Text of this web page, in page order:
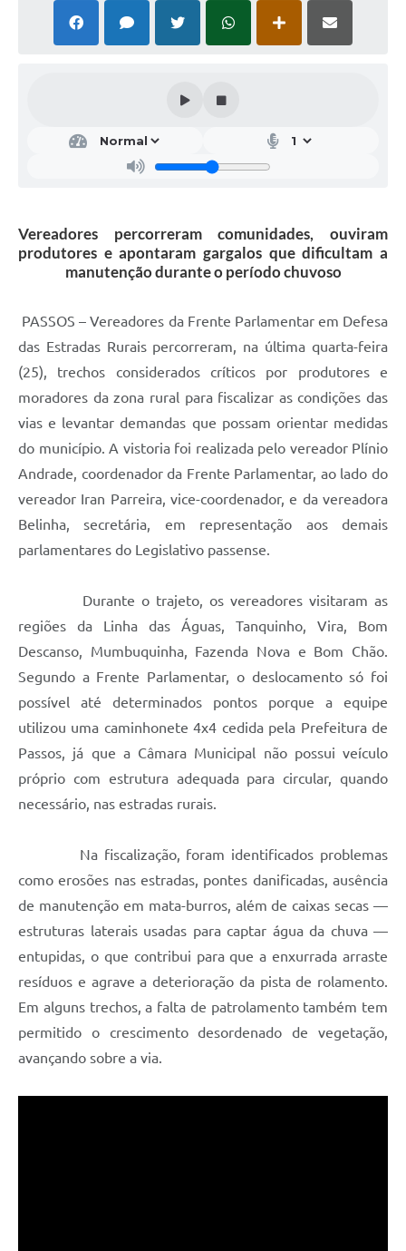
Vereadores percorreram comunidades, ouviram
produtores e apontaram gargalos que dificultam a
manutenção durante o período chuvoso
PASSOS – Vereadores da Frente Parlamentar em Defesa
das Estradas Rurais percorreram, na última quarta-feira
(25), trechos considerados críticos por produtores e
moradores da zona rural para fiscalizar as condições das
vias e levantar demandas que possam orientar medidas
do município. A vistoria foi realizada pelo vereador Plínio
Andrade, coordenador da Frente Parlamentar, ao lado do
vereador Iran Parreira, vice-coordenador, e da vereadora
Belinha, secretária, em representação aos demais
parlamentares do Legislativo passense.
Durante o trajeto, os vereadores visitaram as
regiões da Linha das Águas, Tanquinho, Vira, Bom
Descanso, Mumbuquinha, Fazenda Nova e Bom Chão.
Segundo a Frente Parlamentar, o deslocamento só foi
possível até determinados pontos porque a equipe
utilizou uma caminhonete 4x4 cedida pela Prefeitura de
Passos, já que a Câmara Municipal não possui veículo
próprio com estrutura adequada para circular, quando
necessário, nas estradas rurais.
Na fiscalização, foram identificados problemas
como erosões nas estradas, pontes danificadas, ausência
de manutenção em mata-burros, além de caixas secas —
estruturas laterais usadas para captar água da chuva —
entupidas, o que contribui para que a enxurrada arraste
resíduos e agrave a deterioração da pista de rolamento.
Em alguns trechos, a falta de patrolamento também tem
permitido o crescimento desordenado de vegetação,
avançando sobre a via.